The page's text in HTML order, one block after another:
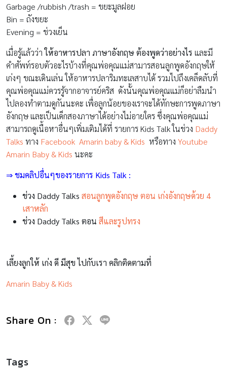
Garbage /rubbish /trash = ขยะมูลฝอย
Bin = ถังขยะ
Evening = ช่วงเย็น
เมื่อรู้แล้วว่าให้อาหารปลา ภาษาอังกฤษ ต้องพูดว่าอย่างไร และมี
คำศัพท์รอบตัวอะไรบ้างที่คุณพ่อคุณแม่สามารสอนลูกพูดอังกฤษให้
เก่งๆ ขณะเดินเล่น ให้อาหารปลาริมทะเลสาบได้ รวมไปถึงเคล็ดลับที่
คุณพ่อคุณแม่ควรรู้จากอาจารย์คริส ดังนั้นคุณพ่อคุณแม่ก็อย่าลืมนำ
ไปลองทำตามดูกันนะคะ เพื่อลูกน้อยของเราจะได้ทักษะการพูดภาษา
อังกฤษ และเป็นเด็กสองภาษาได้อย่างไม่อายใคร ซึ่งคุณพ่อคุณแม่
สามารถดูเนื้อหาอื่นๆเพิ่มเติมได้ที่ รายการ Kids Talk ในช่วง Daddy
Talks ทาง Facebook Amarin baby & Kids หรือทาง Youtube
Amarin Baby & Kids นะคะ
⇒ ชมคลิปอื่นๆของรายการ Kids Talk :
ช่วง Daddy Talks สอนลูกพูดอังกฤษ ตอน เก่งอังกฤษด้วย 4
เสาหลัก
ช่วง Daddy Talks ตอน สีและรูปทรง
เลี้ยงลูกให้ เก่ง ดี มีสุข ไปกับเรา คลิกติดตามที่
Amarin Baby & Kids
Share On :
Tags